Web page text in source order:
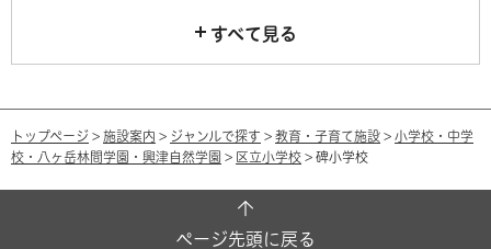
すべて見る
トップページ > 施設案内 > ジャンルで探す > 教育・子育て施設 > 小学校・中学
校・八ヶ岳林間学園・興津自然学園 > 区立小学校 > 碑小学校
ページ先頭に戻る